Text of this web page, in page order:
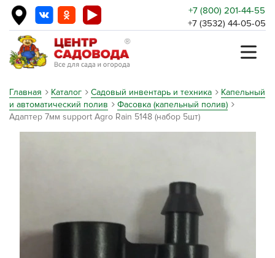
+7 (800) 201-44-55
+7 (3532) 44-05-05
Главная Каталог Садовый инвентарь и техника
Капельный
и автоматический полив
Фасовка (капельный полив)
Адаптер 7мм support Agro Rain 5148 (набор 5шт)